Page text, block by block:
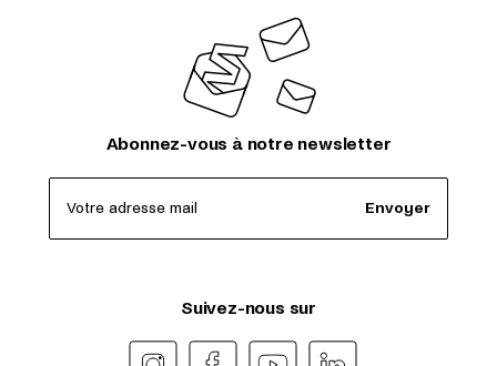
Abonnez-vous à notre newsletter
Votre adresse mail Envoyer
Suivez-nous sur